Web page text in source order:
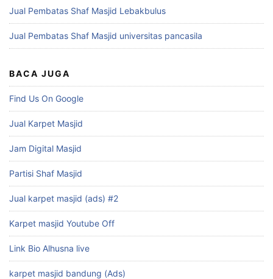
Jual Pembatas Shaf Masjid Lebakbulus
Jual Pembatas Shaf Masjid universitas pancasila
BACA JUGA
Find Us On Google
Jual Karpet Masjid
Jam Digital Masjid
Partisi Shaf Masjid
Jual karpet masjid (ads) #2
Karpet masjid Youtube Off
Link Bio Alhusna live
karpet masjid bandung (Ads)